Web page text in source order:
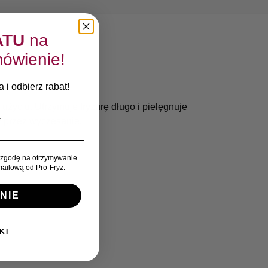
Utrzymuje fryzurę długo i pielęgnuje
wyczesanie.
na
i odbierz rabat!
na otrzymywanie
od Pro-Fryz.